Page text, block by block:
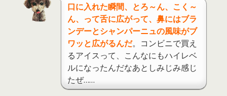
口に入れた瞬間、とろ～ん、こく～
ん、って舌に広がって、鼻にはブラ
ンデーとシャンパーニュの風味がブ
ワッと広がるんだ。コンビニで買え
るアイスって、こんなにもハイレベ
ルになったんだなあとしみじみ感じ
たぜ……